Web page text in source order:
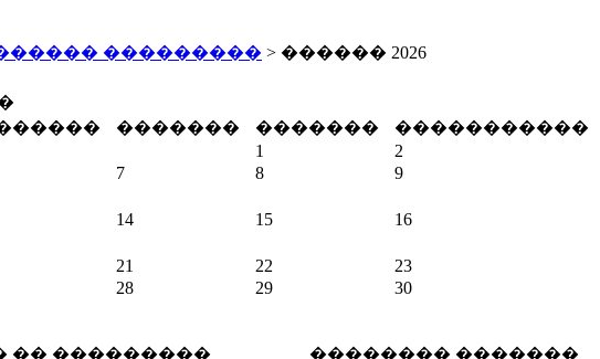
��������� > ������ 2026
������� �������
�����������
1
2
7 8 9
14 15 16
21 22
23
28 29
30
�� ���������
�������� �������